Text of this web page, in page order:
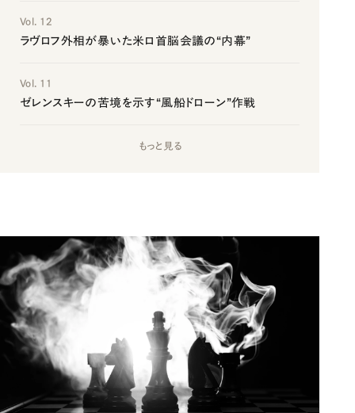
Vol. 12
ラヴロフ外相が暴いた米ロ首脳会議の“内幕”
Vol. 11
ゼレンスキーの苦境を示す“風船ドローン”作戦
もっと見る